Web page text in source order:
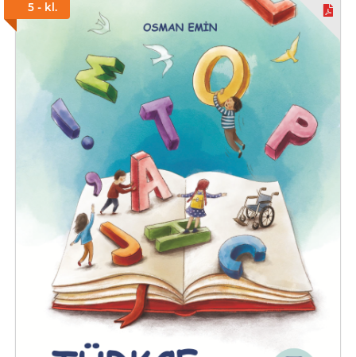
5 - kl.